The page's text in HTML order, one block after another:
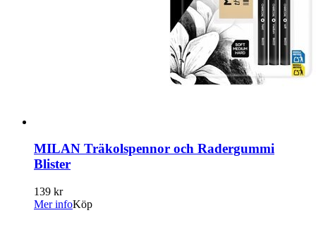
MILAN Träkolspennor och Radergummi
Blister
139 kr
Mer infoKöp